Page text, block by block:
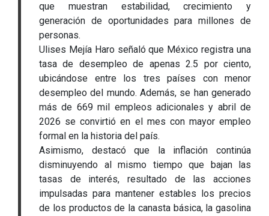
que muestran estabilidad, crecimiento y
generación de oportunidades para millones de
personas.
Ulises Mejía Haro señaló que México registra una
tasa de desempleo de apenas 2.5 por ciento,
ubicándose entre los tres países con menor
desempleo del mundo. Además, se han generado
más de 669 mil empleos adicionales y abril de
2026 se convirtió en el mes con mayor empleo
formal en la historia del país.
Asimismo, destacó que la inflación continúa
disminuyendo al mismo tiempo que bajan las
tasas de interés, resultado de las acciones
impulsadas para mantener estables los precios
de los productos de la canasta básica, la gasolina